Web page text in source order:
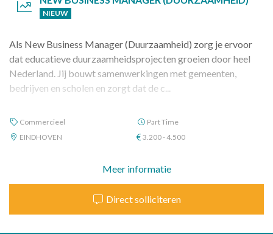
NIEUW
Als New Business Manager (Duurzaamheid) zorg je ervoor
dat educatieve duurzaamheidsprojecten groeien door heel
Nederland. Jij bouwt samenwerkingen met gemeenten,
bedrijven en scholen en zorgt dat de c...
Commercieel
Part Time
EINDHOVEN
3.200 - 4.500
Meer informatie
Direct solliciteren